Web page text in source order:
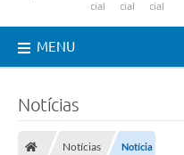
MENU
Notícias
Notícias Notícia